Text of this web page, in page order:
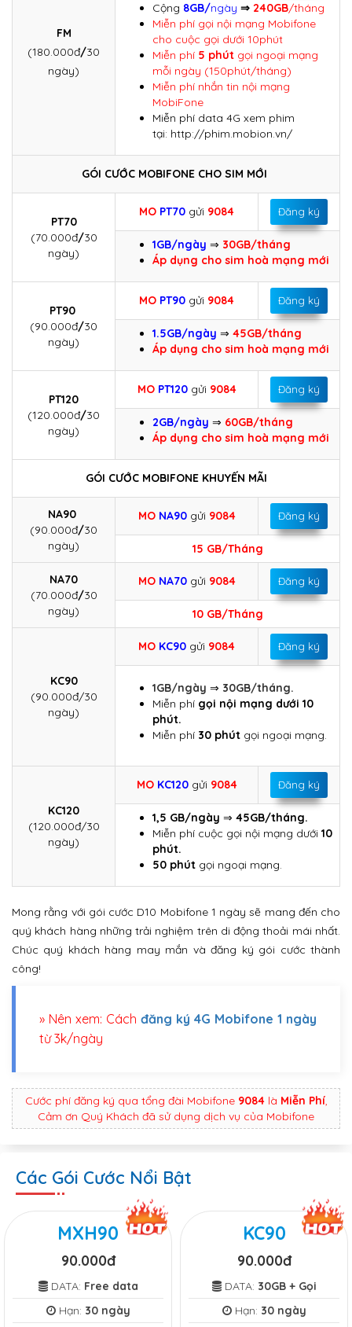
FM
(180.000đ/30
ngày)
Cộng 8GB/ngày ⇒ 240GB/tháng
Miễn phí gọi nội mạng Mobifone
cho cuộc gọi dưới 10phút
Miễn phí 5 phút gọi ngoại mạng
mỗi ngày (150phút/tháng)
Miễn phí nhắn tin nội mạng
MobiFone
Miễn phí data 4G xem phim
tại: http://phim.mobion.vn/
GÓI CƯỚC MOBIFONE CHO SIM MỚI
PT70
(70.000đ/30
ngày)
MO PT70 gửi 9084 Đăng ký
1GB/ngày ⇒ 30GB/tháng
Áp dụng cho sim hoà mạng mới
PT90
(90.000đ/30
ngày)
MO PT90 gửi 9084 Đăng ký
1.5GB/ngày ⇒ 45GB/tháng
Áp dụng cho sim hoà mạng mới
PT120
(120.000đ/30
ngày)
MO PT120gửi 9084 Đăng ký
2GB/ngày ⇒ 60GB/tháng
Áp dụng cho sim hoà mạng mới
GÓI CƯỚC MOBIFONE KHUYẾN MÃI
NA90
(90.000đ/30
ngày)
MO NA90 gửi 9084 Đăng ký
15 GB/Tháng
NA70
(70.000đ/30
ngày)
MO NA70 gửi 9084 Đăng ký
10 GB/Tháng
KC90
(90.000đ/30
ngày)
MO KC90 gửi 9084 Đăng ký
1GB/ngày ⇒ 30GB/tháng.
Miễn phí gọi nội mạng dưới 10
phút.
Miễn phí 30 phút gọi ngoại mạng.
KC120
(120.000đ/30
ngày)
MO KC120 gửi 9084 Đăng ký
1,5 GB/ngày ⇒ 45GB/tháng.
Miễn phí cuộc gọi nội mạng dưới 10
phút.
50 phút gọi ngoại mạng.
Mong rằng với gói cước D10 Mobifone 1 ngày sẽ mang đến cho
quý khách hàng những trải nghiệm trên di động thoải mái nhất.
Chúc quý khách hàng may mắn và đăng ký gói cước thành
công!
» Nên xem: Cách đăng ký 4G Mobifone 1 ngày
từ 3k/ngày
Cước phí đăng ký qua tổng đài Mobifone 9084là Miễn Phí,
Cảm ơn Quý Khách đã sử dụng dịch vụ của Mobifone
Các Gói Cước Nổi Bật
MXH90
90.000đ
DATA: Free data
Hạn: 30 ngày
KC90
90.000đ
DATA: 30GB + Gọi
Hạn: 30 ngày